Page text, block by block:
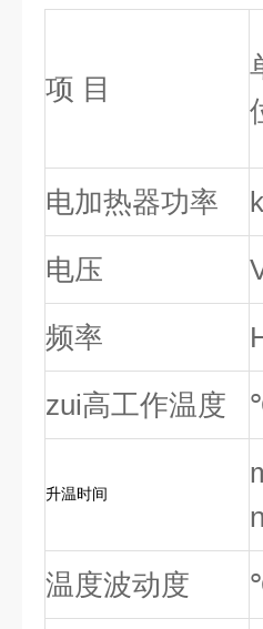
项 目
电加热器功率
电压
频率
zui高工作温度
升温时间
n
温度波动度